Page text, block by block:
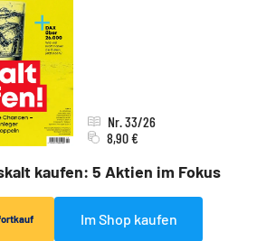
kaufen: 5 Aktien im Fokus
Nr. 33/26
8,90 €
Im Shop kaufen